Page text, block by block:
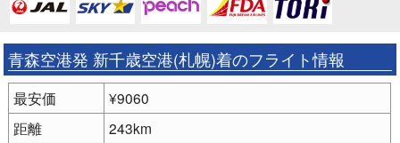
青森空港発 新千歳空港(札幌)着のフライト情報
最安価
¥9060
距離
243km